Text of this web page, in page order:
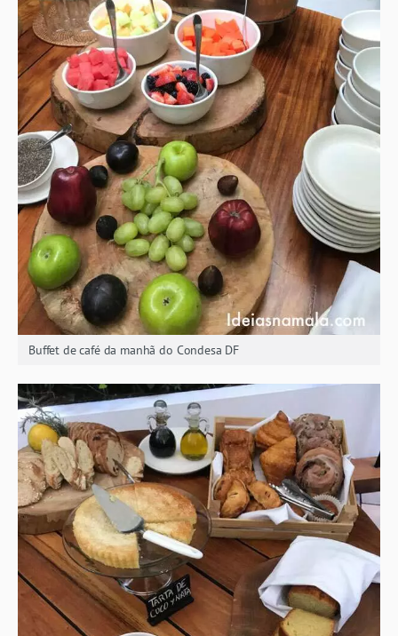
Buffet de café da manhã do Condesa DF